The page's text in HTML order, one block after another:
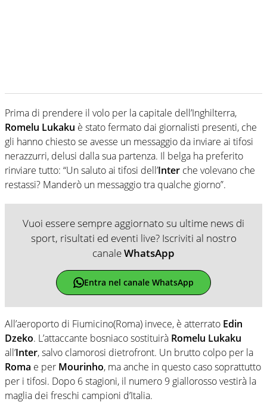
Prima di prendere il volo per la capitale dell’Inghilterra,
Romelu Lukaku è stato fermato dai giornalisti presenti, che
gli hanno chiesto se avesse un messaggio da inviare ai tifosi
nerazzurri, delusi dalla sua partenza. Il belga ha preferito
rinviare tutto: “Un saluto ai tifosi dell’Inter che volevano che
restassi? Manderò un messaggio tra qualche giorno”.
Vuoi essere sempre aggiornato su ultime news di
sport, risultati ed eventi live? Iscriviti al nostro
canaleWhatsApp
Entra nel canale WhatsApp
All’aeroporto di Fiumicino(Roma) invece, è atterrato Edin
Dzeko. L’attaccante bosniaco sostituirà Romelu Lukaku
all’Inter, salvo clamorosi dietrofront. Un brutto colpo per la
Roma e per Mourinho, ma anche in questo caso soprattutto
per i tifosi. Dopo 6 stagioni, il numero 9 giallorosso vestirà la
maglia dei freschi campioni d’Italia.